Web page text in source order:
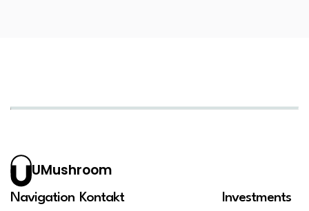
UMushroom
Navigation Kontakt Investments